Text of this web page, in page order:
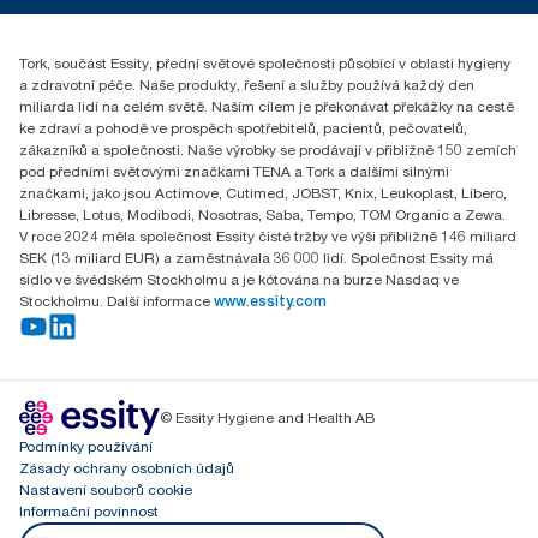
reception.prague@essity.com
Praha 8, Karlin, Sokolovská 100/94
186 00 Česká republika
Tork, součást Essity, přední světové společnosti působící v oblasti hygieny
a zdravotní péče. Naše produkty, řešení a služby používá každý den
miliarda lidí na celém světě. Naším cílem je překonávat překážky na cestě
ke zdraví a pohodě ve prospěch spotřebitelů, pacientů, pečovatelů,
zákazníků a společnosti. Naše výrobky se prodávají v přibližně 150 zemích
pod předními světovými značkami TENA a Tork a dalšími silnými
značkami, jako jsou Actimove, Cutimed, JOBST, Knix, Leukoplast, Libero,
Libresse, Lotus, Modibodi, Nosotras, Saba, Tempo, TOM Organic a Zewa.
V roce 2024 měla společnost Essity čisté tržby ve výši přibližně 146 miliard
SEK (13 miliard EUR) a zaměstnávala 36 000 lidí. Společnost Essity má
sídlo ve švédském Stockholmu a je kótována na burze Nasdaq ve
Stockholmu. Další informace www.essity.com
© Essity Hygiene and Health AB
Podmínky používání
Zásady ochrany osobních údajů
Nastavení souborů cookie
Informační povinnost